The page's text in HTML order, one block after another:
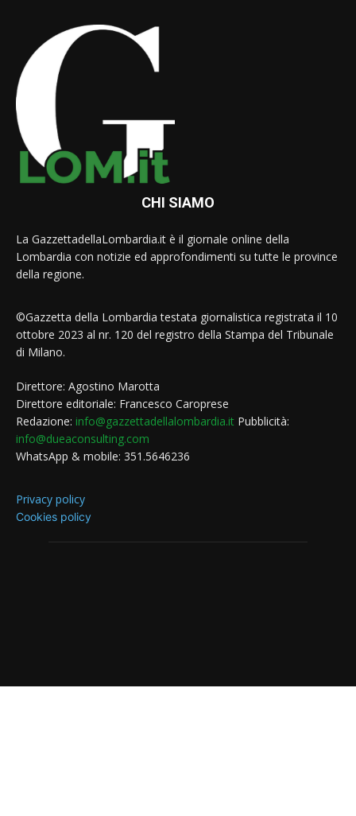
CHI SIAMO
La GazzettadellaLombardia.it è il giornale online della
Lombardia con notizie ed approfondimenti su tutte le province
della regione.
©Gazzetta della Lombardia testata giornalistica registrata il 10
ottobre 2023 al nr. 120 del registro della Stampa del Tribunale
di Milano.
Direttore: Agostino Marotta
Direttore editoriale: Francesco Caroprese
Redazione: info@gazzettadellalombardia.it Pubblicità:
info@dueaconsulting.com
WhatsApp & mobile: 351.5646236
Privacy policy
Cookies policy